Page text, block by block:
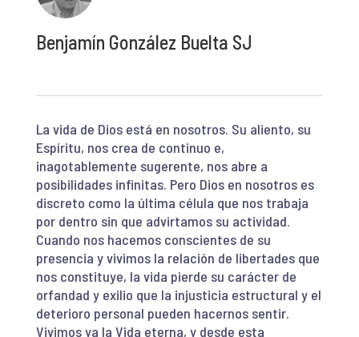
Benjamín González Buelta SJ
La vida de Dios está en nosotros. Su aliento, su
Espíritu, nos crea de continuo e,
inagotablemente sugerente, nos abre a
posibilidades infinitas. Pero Dios en nosotros es
discreto como la última célula que nos trabaja
por dentro sin que advirtamos su actividad.
Cuando nos hacemos conscientes de su
presencia y vivimos la relación de libertades que
nos constituye, la vida pierde su carácter de
orfandad y exilio que la injusticia estructural y el
deterioro personal pueden hacernos sentir.
Vivimos ya la Vida eterna, y desde esta